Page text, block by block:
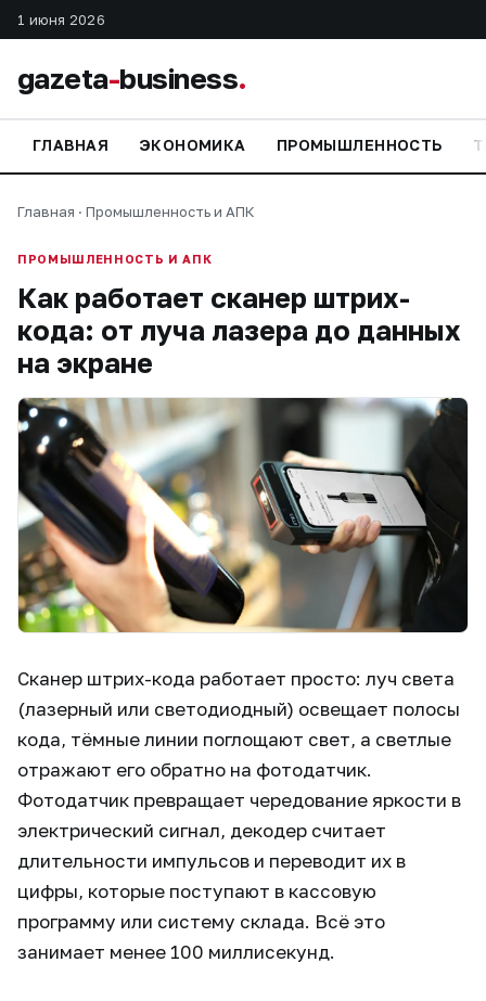
1 июня 2026
gazeta-business.
ГЛАВНАЯ ЭКОНОМИКА ПРОМЫШЛЕННОСТЬ
Главная · Промышленность и АПК
ПРОМЫШЛЕННОСТЬ И АПК
Как работает сканер штрих-
кода: от луча лазера до данных
на экране
Сканер штрих-кода работает просто: луч света
(лазерный или светодиодный) освещает полосы
кода, тёмные линии поглощают свет, а светлые
отражают его обратно на фотодатчик.
Фотодатчик превращает чередование яркости в
электрический сигнал, декодер считает
длительности импульсов и переводит их в
цифры, которые поступают в кассовую
программу или систему склада. Всё это
занимает менее 100 миллисекунд.